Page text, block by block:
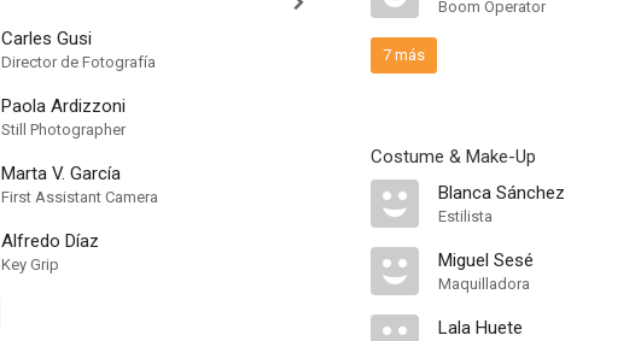
Carles Gusi
Director de Fotografía
Paola Ardizzoni
Still Photographer
Marta V. García
First Assistant Camera
Alfredo Díaz
Key Grip
Boom Operator
7 más
Costume & Make-Up
Blanca Sánchez
Estilista
Miguel Sesé
Maquilladora
Lala Huete